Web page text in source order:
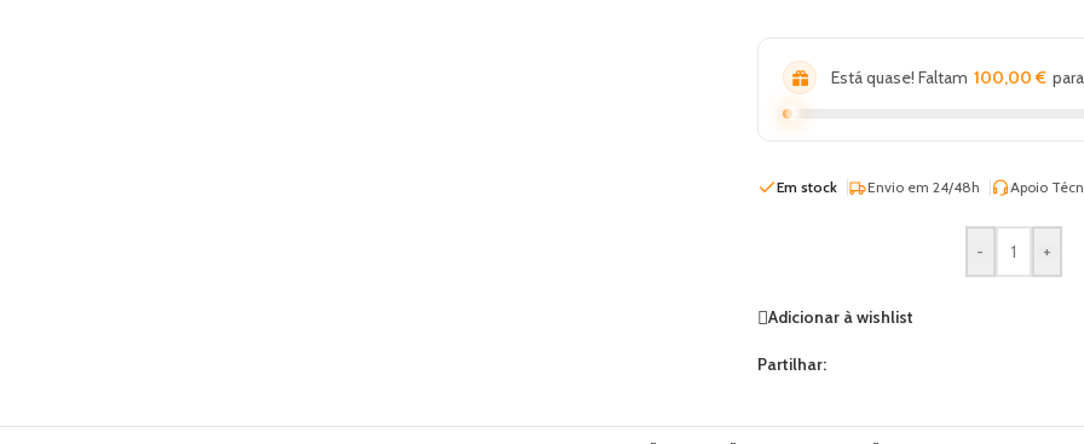
Está quase! Faltam 100,00€
Em stock Envio em 24/48h Apoio
- +
Adicionar à wishlist
Partilhar: